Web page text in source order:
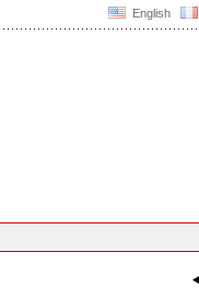
English